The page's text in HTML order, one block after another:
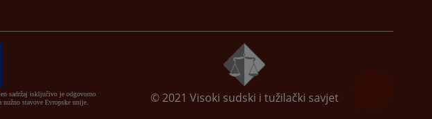
sadržaj isključivo je odgovorno
stavove Evropske unije.
© 2021 Visoki sudski i tužilački savjet